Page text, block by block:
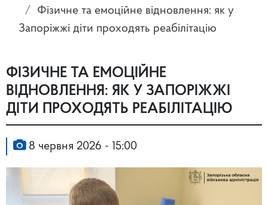
Фізичне та емоційне відновлення: як у
Запоріжжі діти проходять реабілітацію
ФІЗИЧНЕ ТА ЕМОЦІЙНЕ
ВІДНОВЛЕННЯ: ЯК У ЗАПОРІЖЖІ
ДІТИ ПРОХОДЯТЬ РЕАБІЛІТАЦІЮ
8 червня 2026 - 15:00